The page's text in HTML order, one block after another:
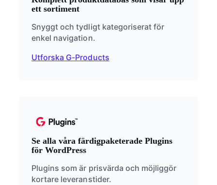
ett sortiment
Snyggt och tydligt kategoriserat för
enkel navigation.
Utforska G-Products
Se alla våra färdigpaketerade Plugins
för WordPress
Plugins som är prisvärda och möjliggör
kortare leveranstider.